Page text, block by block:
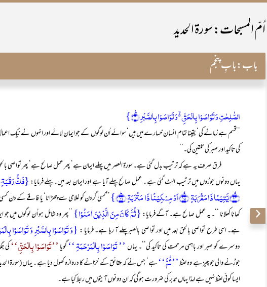
اُمّ المسبحات: سورۃ الحدید
باب:بابِ پنجم
الصّٰلِحٰتِ وَ تَوَاصَوۡا بِالۡحَقِّ ۬ۙ وَ تَوَاصَوۡا بِالصَّبۡرِ ٪﴿۳﴾}
’’قسم ہے زمانے کی‘ یقینا تمام انسان خسارے میں ہیں‘ سوائے اُن لوگوں کے جو ایمان لائے اور انہوں نے
کی تاکید اور صبر کی تلقین کی۔‘‘
فرق صرف یہ ہے کہ ترتیب بدل گئی ہے۔ سورۃ العصر میں پہلے ایمان ہے‘ پھر عمل صالح ہے‘ پھر تواصی
یہاں دونوں جوڑوں میں ترتیب الٹ گئی ہے ۔ عمل صالح پہلے آیا ہے اور ایمان بعد میں۔ پہلے فرمایا:
﴿ۙ۱۴﴾یَّتِیۡمًا ذَا مَقۡرَبَۃٍ ﴿ۙ۱۵﴾اَوۡ مِسۡکِیۡنًا ذَا مَتۡرَبَۃٍ ﴿ؕ۱۶﴾}
’’کسی گردن کو غلامی سے چھڑانا‘ یا فاقے کے دن
کھانا کھلانا ‘‘۔ یہ عمل صالح ہے۔ آگے فرمایا:{ثُمَّ کَانَ مِنَ الَّذِیۡنَ اٰمَنُوۡا} ’’پھر وہ شامل ہو اُن لوگوں میں
ہے۔ اسی طرح تواصی بالحق بعد میں اور تواصی بالصبرپہلے آ رہا ہے۔ فرمایا : {وَ تَوَاصَوۡا بِالصَّبۡرِ وَ تَوَاصَوۡا
دوسرے کو صبر اور باہمی مرحمت کی تاکید کی‘‘۔ یہاں’’ تَوَاصَوۡا بِالۡمَرۡحَمَۃِ ‘‘گویا’’تَوَاصَوْا بِالْحَقِّ‘‘کی
جوڑنے والی جو چیز ہے وہ لفظ’’ثُمَّ ‘‘
ایسا کوئی لفظ نہیں ہے لہذا یہاں تدبر کی ضرورت ہو گی کہ ان دونوں آیتوں میں ربط کیا ہے۔